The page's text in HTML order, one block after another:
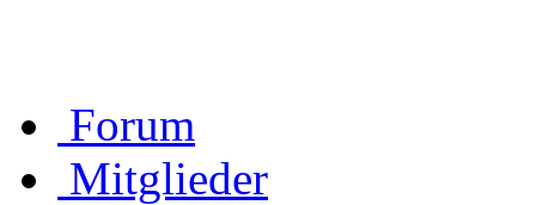
Forum
Mitglieder